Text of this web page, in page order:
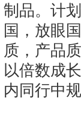
制品。计
国，放眼
质，产品
以倍数成
内同行中